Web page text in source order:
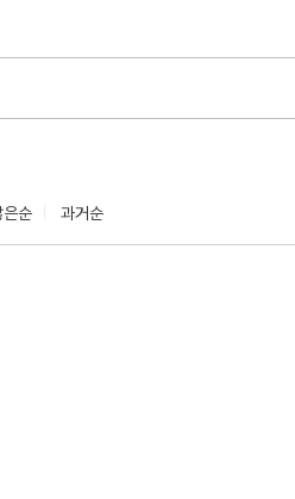
은순 과거순